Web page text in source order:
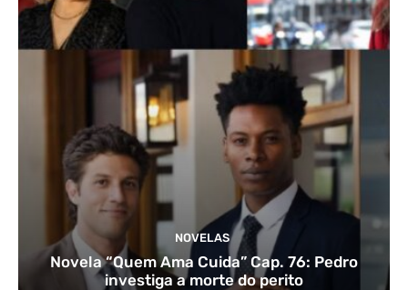
NOVELAS
Novela “Quem Ama Cuida” Cap. 76: Pedro
investiga a morte do perito